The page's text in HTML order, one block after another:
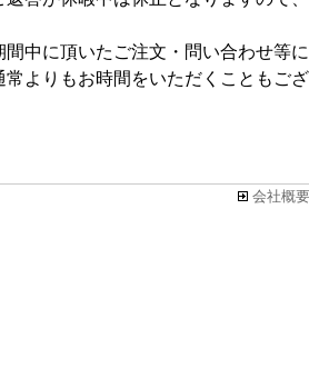
間中に頂いたご注文・問い合わせ等
常よりもお時間をいただくこともご
会社概要